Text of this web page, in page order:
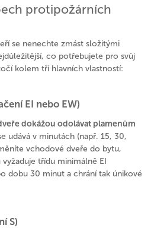
protipožárních
se nenechte zmást složitými
co potřebujete pro svůj
kolem tří hlavních vlastností:
EI nebo EW)
dokážou odolávat plamenům
udává v minutách (např. 15, 30,
vchodové dveře do bytu,
třídu minimálně EI
dobu 30 minut a chrání tak únikové
S)